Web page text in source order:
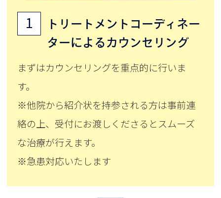
1
トリートメントコーディネー
ターによるカウンセリング
まずはカウンセリングを重点的に行いま
す。
※他院から紹介状を持参される方は事前連
絡の上、受付にお渡しくださるとスムーズ
な治療が行えます。
※急患対応いたします